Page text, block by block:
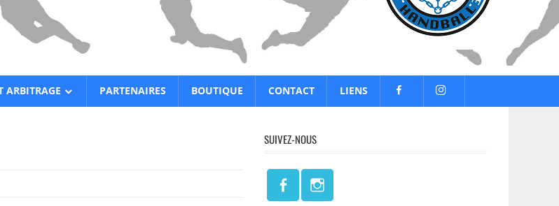
ARBITRAGE PARTENAIRES BOUTIQUE CONTACT LIENS
SUIVEZ-NOUS